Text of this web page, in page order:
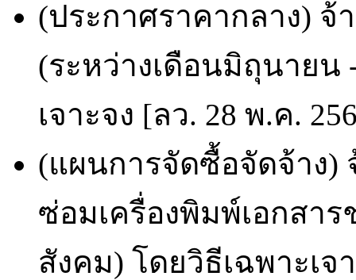
(ประกาศราคากลาง) จ้
(ระหว่างเดือนมิถุนายน
เจาะจง [ลว. 28 พ.ค.
(แผนการจัดซื้อจัดจ้าง)
ซ่อมเครื่องพิมพ์เอกสา
สังคม) โดยวิธีเฉพาะเจ